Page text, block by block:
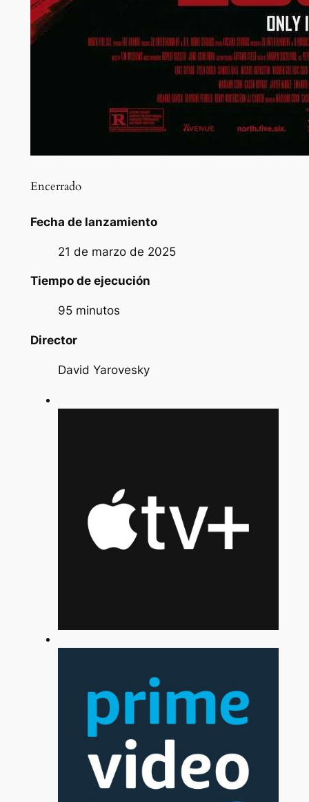
Encerrado
Fecha de lanzamiento
21 de marzo de 2025
Tiempo de ejecución
95 minutos
Director
David Yarovesky